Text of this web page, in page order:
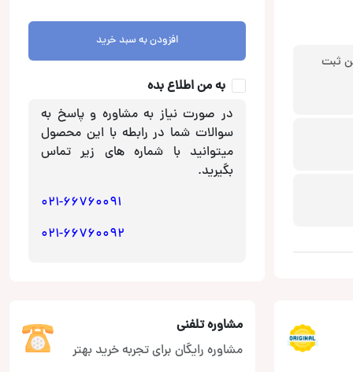
ثبت
آینه
کلارو
Claro
عدد
افزودن به سبد خرید
به من اطلاع بده
در صورت نیاز به مشاوره و پاسخ به
سوالات شما در رابطه با این محصول
میتوانید با شماره های زیر تماس
بگیرید.
021-66760091
021-66760092
مشاوره تلفنی
مشاوره رایگان برای تجربه خرید بهتر